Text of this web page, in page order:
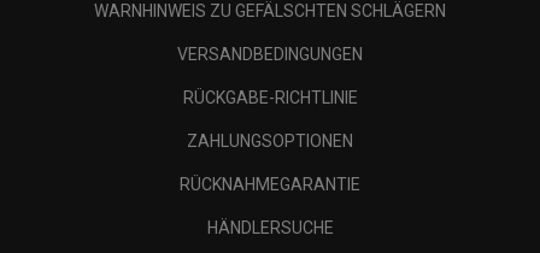
WARNHINWEIS ZU GEFÄLSCHTEN SCHLÄGERN
VERSANDBEDINGUNGEN
RÜCKGABE-RICHTLINIE
ZAHLUNGSOPTIONEN
RÜCKNAHMEGARANTIE
HÄNDLERSUCHE